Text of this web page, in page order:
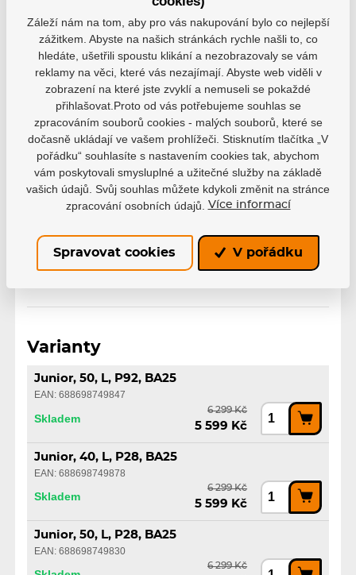
Varianta Junior
Levá ruka dole
Pravá ruka dole
Zahnutí P28 P92
Proto
Délka Hokejky 147 cm 152 cm
Varianty
Junior, 50, L, P92, BA25
EAN: 688698749847
Skladem
6 299 Kč
5 599 Kč
Junior, 40, L, P28, BA25
EAN: 688698749878
Skladem
6 299 Kč
5 599 Kč
Junior, 50, L, P28, BA25
EAN: 688698749830
6 299 Kč
Záleží nám na tom, aby pro vás nakupování bylo co nejlepší
zážitkem. Abyste na našich stránkách rychle našli to, co
hledáte, ušetřili spoustu klikání a nezobrazovaly se vám
reklamy na věci, které vás nezajímají. Abyste web viděli v
zobrazení na které jste zvyklí a nemuseli se pokaždé
přihlašovat.Proto od vás potřebujeme souhlas se
zpracováním souborů cookies - malých souborů, které se
dočasně ukládají ve vašem prohlížeči. Stisknutím tlačítka „V
pořádku“ souhlasíte s nastavením cookies tak, abychom
vám poskytovali smysluplné a užitečné služby na základě
vašich údajů. Svůj souhlas můžete kdykoli změnit na stránce
zpracování osobních údajů.
Více informací
Spravovat cookies V pořádku